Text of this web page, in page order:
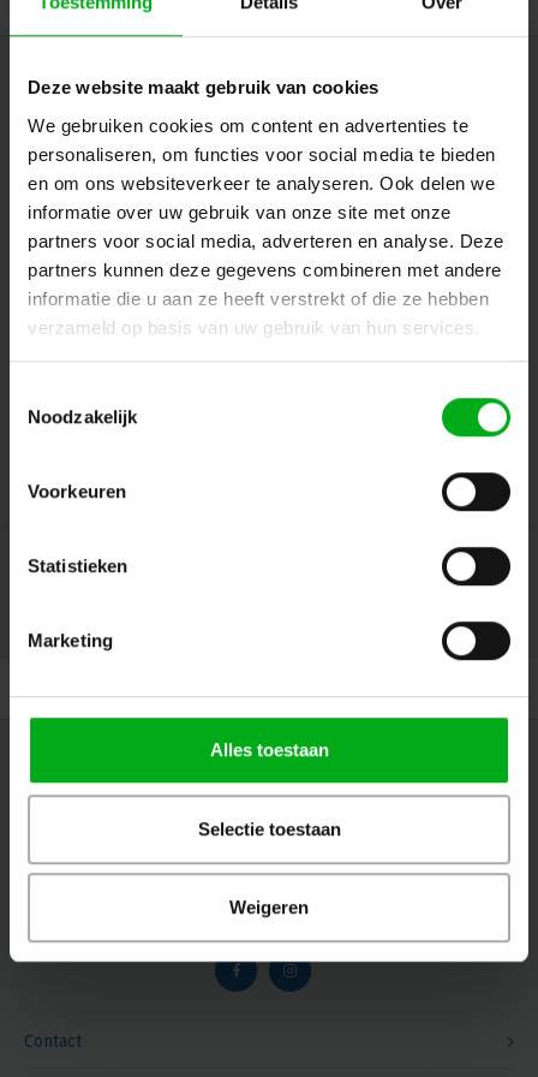
Deze website maakt gebruik van cookies
We gebruiken cookies om content en advertenties te
personaliseren, om functies voor social media te bieden
en om ons websiteverkeer te analyseren. Ook delen we
informatie over uw gebruik van onze site met onze
partners voor social media, adverteren en analyse. Deze
partners kunnen deze gegevens combineren met andere
informatie die u aan ze heeft verstrekt of die ze hebben
verzameld op basis van uw gebruik van hun services.
Noodzakelijk
Voorkeuren
Statistieken
Marketing
Alles toestaan
Selectie toestaan
Weigeren
Contact
Nieuwsbrief
Ontvang de laatste updates, nieuws en aanbiedingen via email
Volg ons
Klantenservice
© Copyright 2026 Megalight sa/nv - Theme by Shopmonkey
Contact
Volg ons